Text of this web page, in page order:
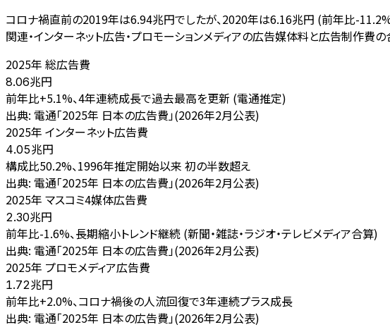
コロナ禍直前の2019年は6.94兆円でしたが、2020年は6.16兆円 (前年比-
関連・インターネット広告・プロモーションメディアの広告媒体料と広告制作費の
2025年 総広告費
8.06兆円
前年比+5.1%、4年連続成長で過去最高を更新 (電通推定)
出典: 電通「2025年 日本の広告費」(2026年2月公表)
2025年 インターネット広告費
4.05兆円
構成比50.2%、1996年推定開始以来 初の半数超え
出典: 電通「2025年 日本の広告費」(2026年2月公表)
2025年 マスコミ4媒体広告費
2.30兆円
前年比-1.6%、長期縮小トレンド継続 (新聞・雑誌・ラジオ・テレビメディア合算)
出典: 電通「2025年 日本の広告費」(2026年2月公表)
2025年 プロモメディア広告費
1.72兆円
前年比+2.0%、コロナ禍後の人流回復で3年連続プラス成長
出典: 電通「2025年 日本の広告費」(2026年2月公表)